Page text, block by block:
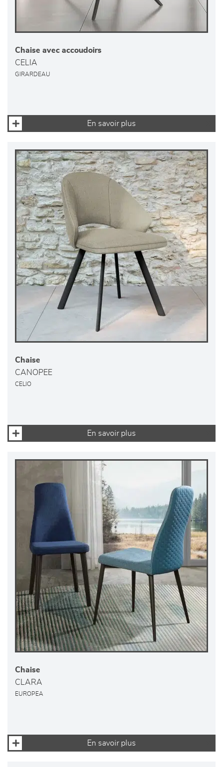
Chaise avec accoudoirs
CELIA
GIRARDEAU
En savoir plus
Chaise
CANOPEE
CELIO
En savoir plus
Chaise
CLARA
EUROPEA
En savoir plus